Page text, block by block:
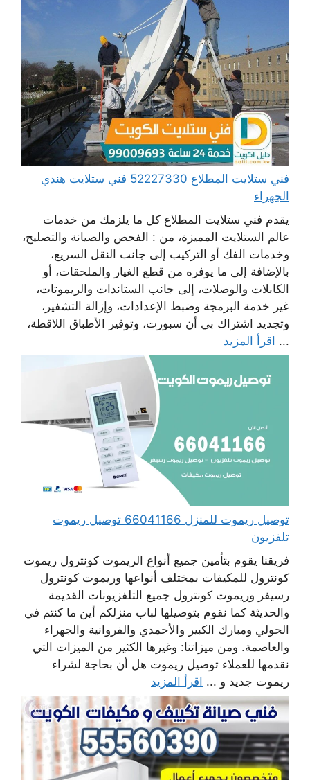
فني ستلايت المطلاع 52227330 فني ستلايت هندي
الجهراء
يقدم فني ستلايت المطلاع كل ما يلزمك من خدمات
عالم الستلايت المميزة، من : الفحص والصيانة والتصليح،
وخدمات الفك أو التركيب إلى جانب النقل السريع،
بالإضافة إلى ما يوفره من قطع الغيار والملحقات، أو
الكابلات والوصلات، إلى جانب الستاندات والريموتات،
غير خدمة البرمجة وضبط الإعدادات، وإزالة التشفير،
وتجديد اشتراك بي أن سبورت، وتوفير الأطباق اللاقطة،
... اقرأ المزيد
توصيل ريموت للمنزل 66041166 توصيل ريموت
تلفزيون
فريقنا يقوم بتأمين جميع أنواع الريموت كونترول ريموت
كونترول للمكيفات بمختلف أنواعها وريموت كونترول
رسيفر وريموت كونترول جميع التلفزيونات القديمة
والحديثة كما نقوم بتوصيلها لباب منزلكم أين ما كنتم في
الحولي ومبارك الكبير والأحمدي والفروانية والجهراء
والعاصمة. ومن ميزاتنا: وغيرها الكثير من الميزات التي
نقدمها للعملاء توصيل ريموت هل أن بحاجة لشراء
ريموت جديد و ... اقرأ المزيد